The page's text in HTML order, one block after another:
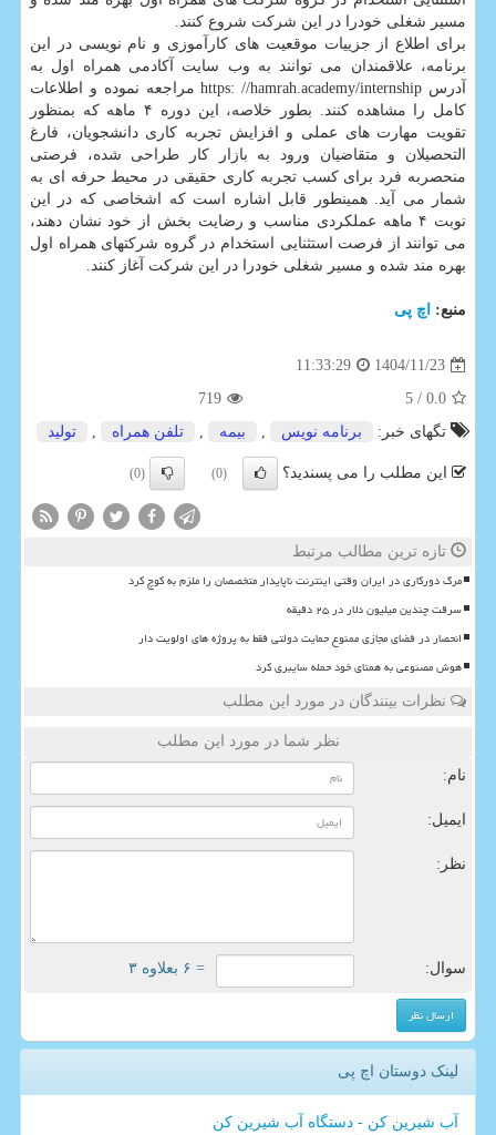
مسیر شغلی خودرا در این شرکت شروع کنند.
برای اطلاع از جزییات موقعیت های کارآموزی و نام نویسی در این
برنامه، علاقمندان می توانند به وب سایت آکادمی همراه اول به
آدرس https: //hamrah.academy/internship مراجعه نموده و اطلاعات
کامل را مشاهده کنند. بطور خلاصه، این دوره ۴ ماهه که بمنظور
تقویت مهارت های عملی و افزایش تجربه کاری دانشجویان، فارغ
التحصیلان و متقاضیان ورود به بازار کار طراحی شده، فرصتی
منحصربه فرد برای کسب تجربه کاری حقیقی در محیط حرفه ای به
شمار می آید. همینطور قابل اشاره است که اشخاصی که در این
نوبت ۴ ماهه عملکردی مناسب و رضایت بخش از خود نشان دهند،
می توانند از فرصت استثنایی استخدام در گروه شرکتهای همراه اول
بهره مند شده و مسیر شغلی خودرا در این شرکت آغاز کنند.
منبع: اچ پی
1404/11/23
11:33:29
0.0
/ 5
719
تگهای خبر:
برنامه نویس , بیمه , تلفن همراه , تولید
این مطلب را می پسندید؟ (0)
(0)
تازه ترین مطالب مرتبط
مرگ دورکاری در ایران وقتی اینترنت ناپایدار متخصصان را ملزم به کوچ کرد
سرقت چندین میلیون دلار در ۲۵ دقیقه
انحصار در فضای مجازی ممنوع حمایت دولتی فقط به پروژه های اولویت دار
هوش مصنوعی به همتای خود حمله سایبری کرد
نظرات بینندگان در مورد این مطلب
نظر شما در مورد این مطلب
نام:
ایمیل:
نظر:
سوال: = ۶ بعلاوه ۳
لینک دوستان اچ پی
آب شیرین کن - دستگاه آب شیرین کن